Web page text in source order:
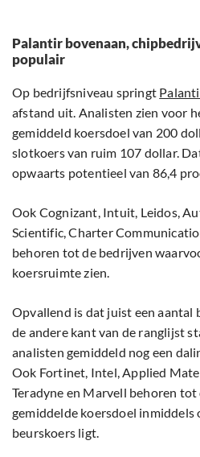
Palantir bovenaan,
populair
Op bedrijfsniveau springt
afstand uit. Analisten zien voor
gemiddeld koersdoel van 200
slotkoers van ruim 107 dollar.
opwaarts potentieel van 86,4
Ook Cognizant, Intuit, Leidos,
Scientific, Charter
behoren tot de bedrijven
koersruimte zien.
Opvallend is dat juist een aantal
de andere kant van de ranglijst
analisten gemiddeld nog een
Ook Fortinet, Intel, Applied
Teradyne en Marvell behoren
gemiddelde koersdoel inmiddels
beurskoers ligt.